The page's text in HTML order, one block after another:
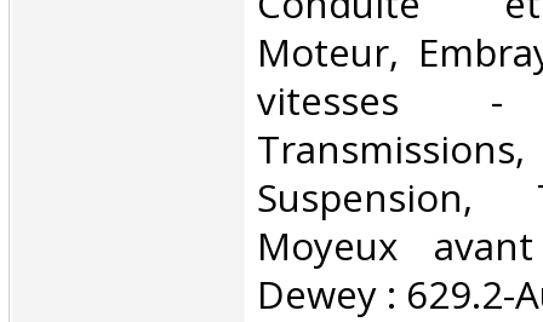
Moteur,
vitesses -
Moyeux
Dewey : 629.2-